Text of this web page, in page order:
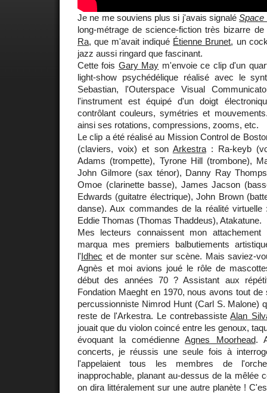
Je ne me souviens plus si j'avais signaléSpace
long-métrage de science-fiction très bizarre
Ra, que m'avait indiqué Étienne Brunet, un
jazz aussi ringard que fascinant.
Cette fois Gary May m'envoie ce clip d'un
light-show psychédélique réalisé avec le
Sebastian, l'Outerspace Visual
l'instrument est équipé d'un doigt
contrôlant couleurs, symétries et
ainsi ses rotations, compressions, zooms, etc.
Le clip a été réalisé au Mission Control de
(claviers, voix) et son Arkestra: Ra-keyb
Adams (trompette), Tyrone Hill (trombone),
John Gilmore (sax ténor), Danny Ray
Omoe (clarinette basse), James Jacson
Edwards (guitatre électrique), John Brown
danse). Aux commandes de la réalité virtuelle
Eddie Thomas (Thomas Thaddeus), Atakatune.
Mes lecteurs connaissent mon
marqua mes premiers balbutiements
l'Idhec et de monter sur scène. Mais saviez-
Agnès et moi avions joué le rôle de
début des années 70 ? Assistant aux
Fondation Maeght en 1970, nous avons tout
percussionniste Nimrod Hunt (Carl S. Malone)
reste de l'Arkestra. Le contrebassisteAlan
jouait que du violon coincé entre les genoux,
évoquant la comédienneAgnes Moorhead.
concerts, je réussis une seule fois à
l'appelaient tous les membres de
inapprochable, planant au-dessus de la mêlée
on dira littéralement sur une autre planète !